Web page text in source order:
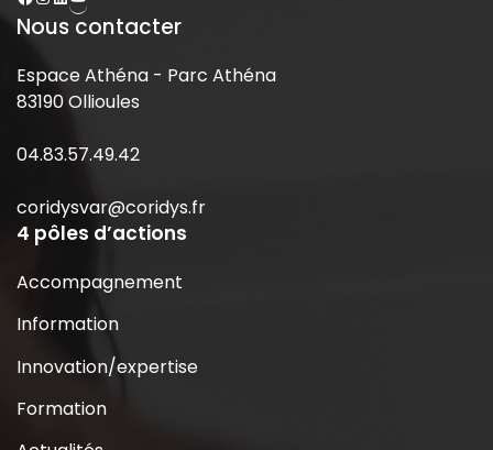
Nous contacter
Espace Athéna - Parc Athéna
83190 Ollioules
04.83.57.49.42
coridysvar@coridys.fr
4 pôles d’actions
Accompagnement
Information
Innovation/expertise
Formation